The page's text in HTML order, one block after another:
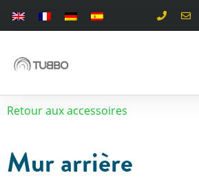
Retour aux accessoires
Mur arrière